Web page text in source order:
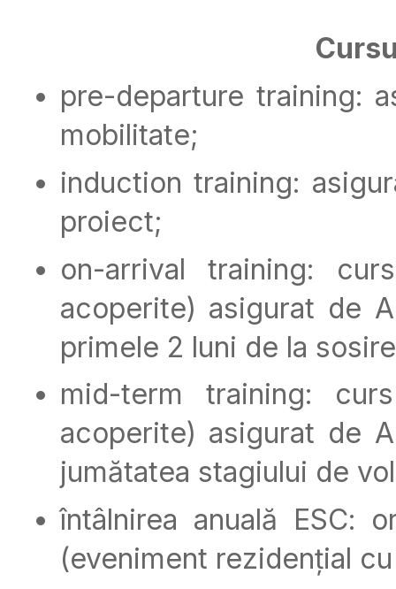
pre-departure training:
mobilitate;
induction training:
proiect;
on-arrival training:
acoperite) asigurat de
primele 2 luni de la
mid-term training:
acoperite) asigurat de
jumătatea stagiului de
întâlnirea anuală ESC:
(eveniment rezidențial